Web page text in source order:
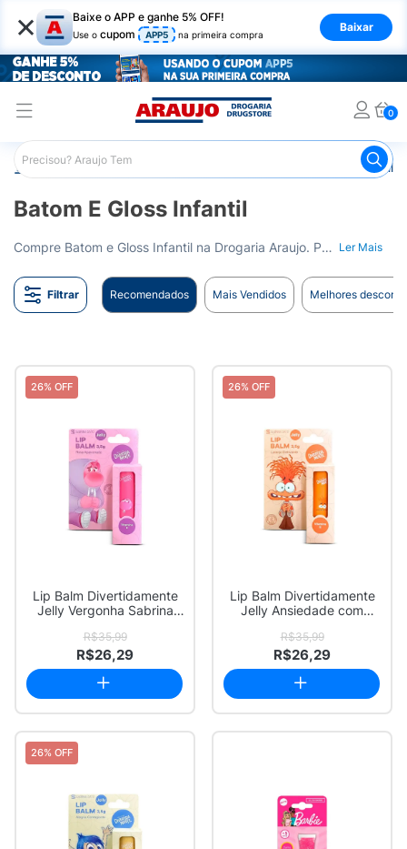
× Baixe o APP e ganhe 5% OFF!
Use o cupom APP5 na primeira compra
Baixar
0
Araujo Infantil Batom e Gloss Infantil
Batom E Gloss Infantil
Compre Batom e Gloss Infantil na Drogaria Araujo. Para diversão e primeiras experiências de beleza do seu filho. Entrega para todo o Brasil. Ler Mais
Filtrar Recomendados Mais Vendidos Melhores
26% OFF
Lip Balm Divertidamente
Jelly Vergonha Sabrina
R$35,99
R$26,29
26% OFF
Lip Balm Divertidamente
Jelly Ansiedade com
R$35,99
R$26,29
26% OFF